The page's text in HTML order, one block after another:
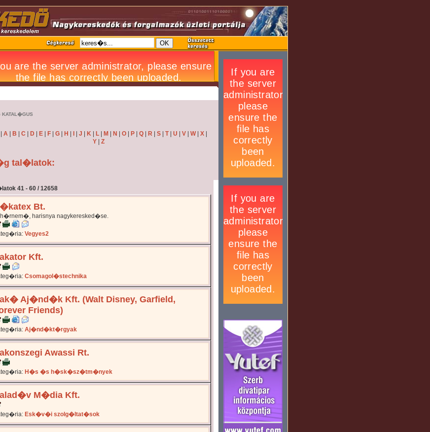
A B C D E F G H J K L M N O P Q R S T| U V W| X
Y
Z
tal�latok:
41 - 60 / 12658
Bt.
harisnya nagykeresked�se.
Vegyes2
Kft.
Csomagol�stechnika
Aj�nd�k Kft. (Walt Disney, Garfield,
Friends)
Aj�nd�kt�rgyak
Awassi Rt.
H�s �s h�sk�sz�tm�nyek
M�dia Kft.
Esk�v�i szolg�ltat�sok